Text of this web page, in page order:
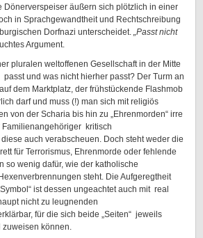
Dönerverspeiser äußern sich plötzlich in einer
in Sprachgewandtheit und Rechtschreibung
Dorfnazi unterscheidet. „Passt nicht
Argument.
pluralen weltoffenen Gesellschaft in der Mitte
passt und was nicht hierher passt? Der Turm an
dem Marktplatz, der frühstückende Flashmob
darf und muss (!) man sich mit religiös
von der Scharia bis hin zu „Ehrenmorden“ irre
kritisch
auch verabscheuen. Doch steht weder die
für Terrorismus, Ehrenmorde oder fehlende
so wenig dafür, wie der katholische
steht. Die Aufgeregtheit
ist dessen ungeachtet auch mit real
nicht zu leugnenden
für die sich beide „Seiten“ jeweils
zuweisen können.